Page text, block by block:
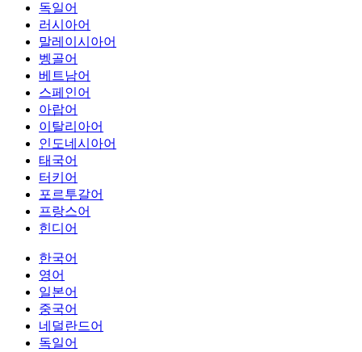
독일어
러시아어
말레이시아어
벵골어
베트남어
스페인어
아랍어
이탈리아어
인도네시아어
태국어
터키어
포르투갈어
프랑스어
힌디어
한국어
영어
일본어
중국어
네덜란드어
독일어